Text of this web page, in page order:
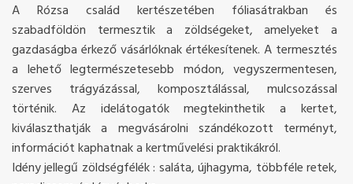
A Rózsa család kertészetében fóliasátrakban és
szabadföldön termesztik a zöldségeket, amelyeket a
gazdaságba érkező vásárlóknak értékesítenek. A termesztés
a lehető legtermészetesebb módon, vegyszermentesen,
szerves trágyázással, komposztálással, mulcsozással
történik. Az idelátogatók megtekinthetik a kertet,
kiválaszthatják a megvásárolni szándékozott terményt,
információt kaphatnak a kertművelési praktikákról.
Idény jellegű zöldségfélék : saláta, újhagyma, többféle retek,